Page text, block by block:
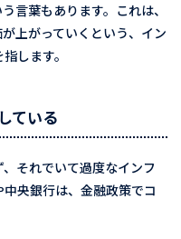
言葉もあります。これは、
上がっていくという、イン
します。
ている
それでいて過度なインフ
央銀行は、金融政策でコ